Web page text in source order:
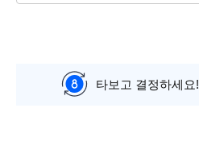
타보고 결정하세요!